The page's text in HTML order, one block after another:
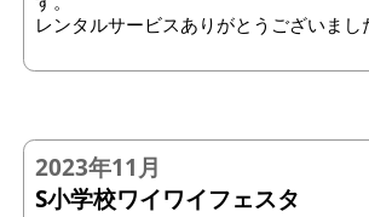
レンタルサービスありがとうございまし
2023年11月
S小学校ワイワイフェスタ